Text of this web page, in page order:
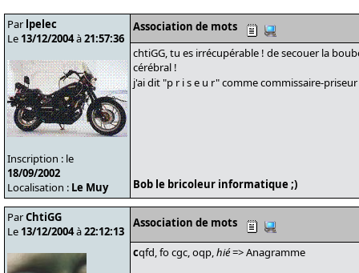
Par lpelec
Le 13/12/2004à21:57:36
Inscription : le
18/09/2002
Localisation : Le Muy
Association de mots
chtiGG, tu es irrécupérable ! de secouer la
cérébral !
j'ai dit "p r i s e u r" comme commissaire-
Bob le bricoleur informatique ;)
ParChtiGG
Le 13/12/2004à22:12:13
Association de mots
cqfd, fo cgc, oqp,hié=> Anagramme